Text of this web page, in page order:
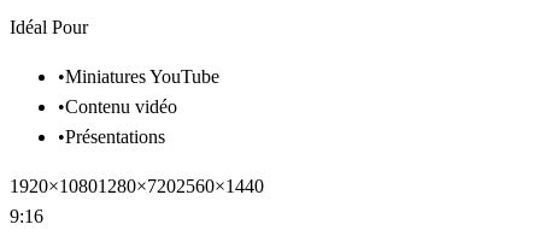
Idéal Pour
•Miniatures YouTube
•Contenu vidéo
•Présentations
1920×10801280×7202560×1440
9:16